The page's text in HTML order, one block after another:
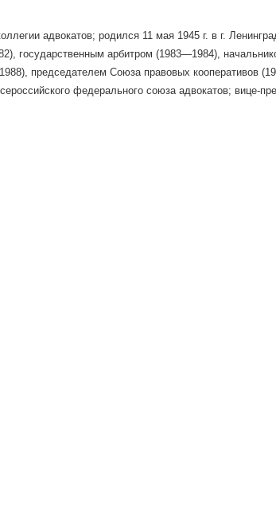
адвокатов; родился 11 мая 1945 г. в г.
государственным арбитром (1983—1984),
председателем Союза правовых кооперативов
федерального союза адвокатов; вице-